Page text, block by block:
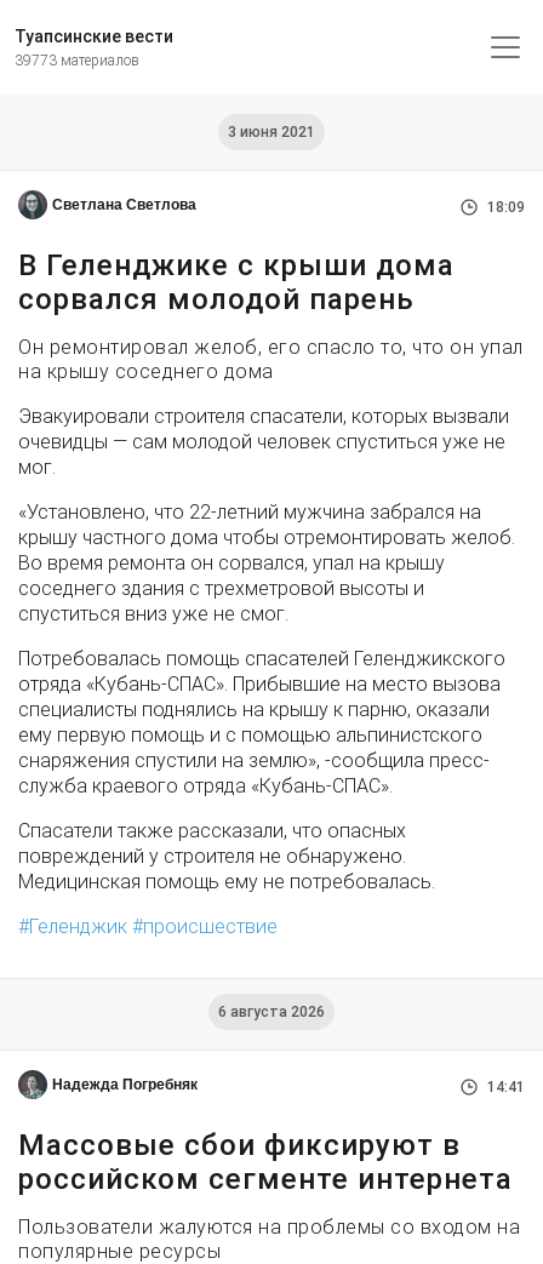
Туапсинские вести
39773 материалов
3 июня 2021
Светлана Светлова 18:09
В Геленджике с крыши дома
сорвался молодой парень
Он ремонтировал желоб, его спасло то, что он упал
на крышу соседнего дома
Эвакуировали строителя спасатели, которых вызвали
очевидцы — сам молодой человек спуститься уже не
мог.
«Установлено, что 22-летний мужчина забрался на
крышу частного дома чтобы отремонтировать желоб.
Во время ремонта он сорвался, упал на крышу
соседнего здания с трехметровой высоты и
спуститься вниз уже не смог.
Потребовалась помощь спасателей Геленджикского
отряда «Кубань-СПАС». Прибывшие на место вызова
специалисты поднялись на крышу к парню, оказали
ему первую помощь и с помощью альпинистского
снаряжения спустили на землю», -сообщила пресс-
служба краевого отряда «Кубань-СПАС».
Спасатели также рассказали, что опасных
повреждений у строителя не обнаружено.
Медицинская помощь ему не потребовалась.
Геленджик
происшествие
6 августа 2026
Надежда Погребняк 14:41
Массовые сбои фиксируют в
российском сегменте интернета
Пользователи жалуются на проблемы со входом на
популярные ресурсы